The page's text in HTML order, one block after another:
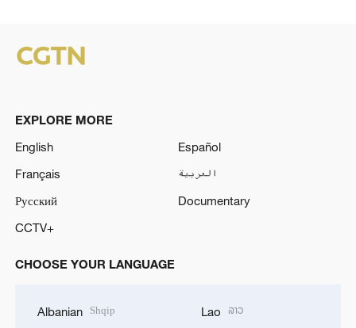
EXPLORE MORE
English
Español
Français
العربية
Русский
Documentary
CCTV+
CHOOSE YOUR LANGUAGE
Albanian Shqip Lao ລາວ